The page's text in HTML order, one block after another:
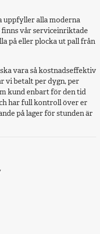
uppfyller alla moderna
vår serviceinriktade
på eller plocka ut pall från
vara så kostnadseffektiv
vi betalt per dygn, per
kund enbart för den tid
har full kontroll över er
på lager för stunden är